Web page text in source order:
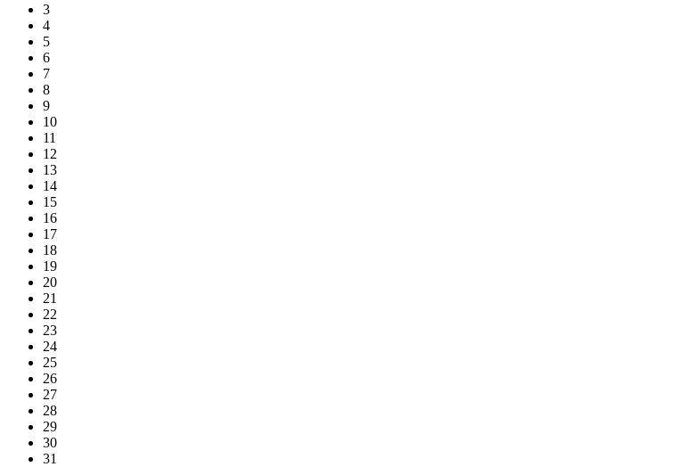
3
4
5
6
7
8
9
10
11
12
13
14
15
16
17
18
19
20
21
22
23
24
25
26
27
28
29
30
31